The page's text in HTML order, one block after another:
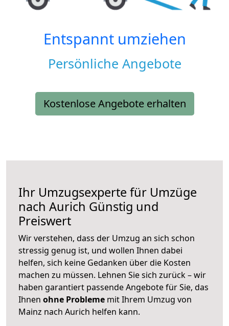
Entspannt umziehen
Persönliche Angebote
Kostenlose Angebote erhalten
Ihr Umzugsexperte für Umzüge
nach Aurich Günstig und
Preiswert
Wir verstehen, dass der Umzug an sich schon
stressig genug ist, und wollen Ihnen dabei
helfen, sich keine Gedanken über die Kosten
machen zu müssen. Lehnen Sie sich zurück – wir
haben garantiert passende Angebote für Sie, das
Ihnen ohne Probleme mit Ihrem Umzug von
Mainz nach Aurich helfen kann.